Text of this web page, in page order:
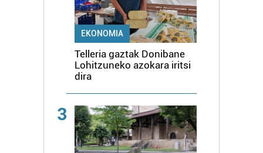
EKONOMIA
Telleria gaztak Donibane
Lohitzuneko azokara iritsi
dira
3